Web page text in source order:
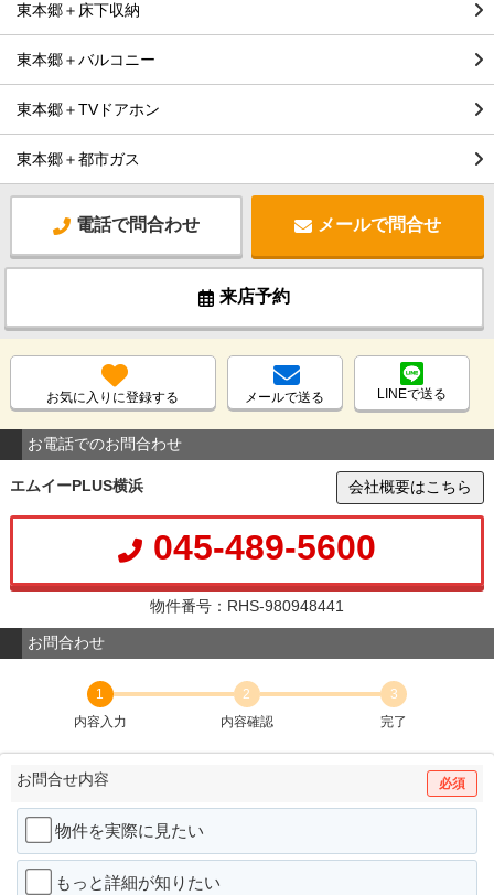
東本郷＋床下収納
東本郷＋バルコニー
東本郷＋TVドアホン
東本郷＋都市ガス
電話で問合わせ メールで問合せ
来店予約
お気に入りに登録する メールで送る LINEで送る
お電話でのお問合わせ
エムイーPLUS横浜 会社概要はこちら
045-489-5600
物件番号：RHS-980948441
お問合わせ
1
内容入力
2
内容確認
3
完了
お問合せ内容 必須
物件を実際に見たい
もっと詳細が知りたい